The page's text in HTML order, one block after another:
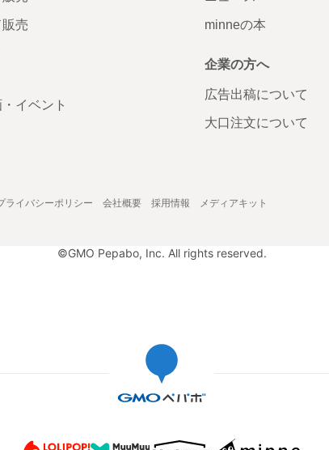
売
イベント
minneの本
企業の方へ
広告出稿について
大口注文について
ライバシーポリシー 会社概要 採用情報 メディアキット
©GMO Pepabo, Inc. All rights reserved.